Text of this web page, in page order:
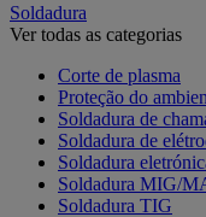
Soldadura
Ver todas as categorias
Corte de plasma
Proteção do
Soldadura de
Soldadura de
Soldadura
Soldadura MIG/
Soldadura TIG